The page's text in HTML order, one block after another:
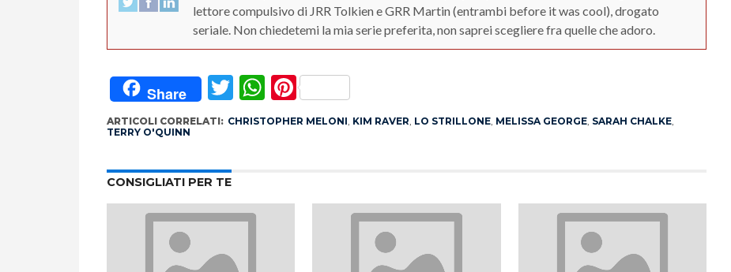
lettore compulsivo di JRR Tolkien e GRR Martin (entrambi before it was cool), drogato
seriale. Non chiedetemi la mia serie preferita, non saprei scegliere fra quelle che adoro.
Share Twitter
WhatsApp
Pinterest
ARTICOLI CORRELATI: CHRISTOPHER MELONI, KIM RAVER, LO STRILLONE, MELISSA GEORGE, SARAH CHALKE,
TERRY O'QUINN
CONSIGLIATI PER TE